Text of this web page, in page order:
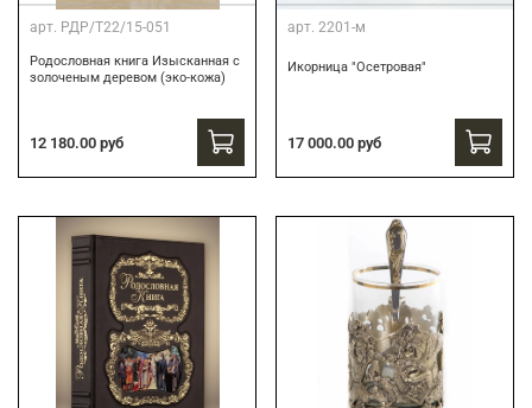
арт. РДР/Т22/15-051
Родословная книга Изысканная с
золоченым деревом (эко-кожа)
12 180.00 руб
арт. 2201-м
Икорница "Осетровая"
17 000.00 руб